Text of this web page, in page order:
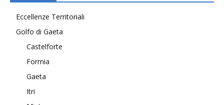
Eccellenze Territoriali
Golfo di Gaeta
Castelforte
Formia
Gaeta
Itri